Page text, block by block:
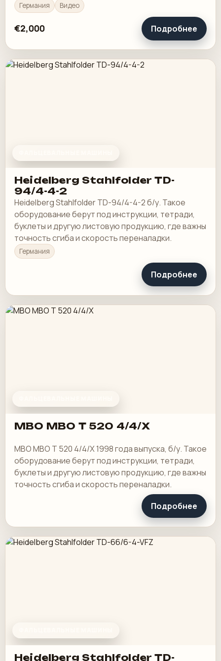
Германия Видео
€2,000 Подробнее
Heidelberg Stahlfolder TD-
94/4-4-2
Heidelberg Stahlfolder TD-94/4-4-2 б/у. Такое
оборудование берут под инструкции, тетради,
буклеты и другую листовую продукцию, где важны
точность сгиба и скорость переналадки.
Германия
Подробнее
MBO MBO T 520 4/4/X
MBO MBO T 520 4/4/X 1998 года выпуска, б/у. Такое
оборудование берут под инструкции, тетради,
буклеты и другую листовую продукцию, где важны
точность сгиба и скорость переналадки.
Подробнее
Heidelberg Stahlfolder TD-